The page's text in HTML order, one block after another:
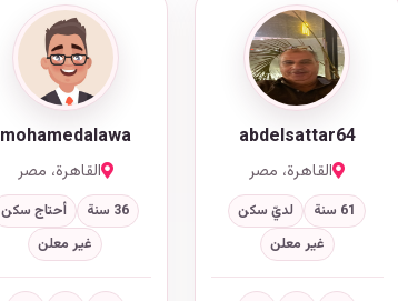
abdelsattar64
القاهرة، مصر
61 سنة
لديّ سكن
غير معلن
mohamedalawa
القاهرة، مصر
36 سنة
أحتاج سكن
غير معلن